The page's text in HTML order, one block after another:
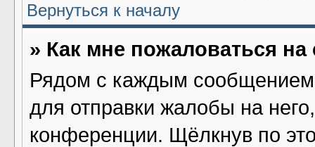
Вернуться к началу
» Как мне пожаловаться
Рядом с каждым сообщением
для отправки жалобы на
конференции. Щёлкнув по